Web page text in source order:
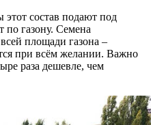
состав подают под
по газону. Семена
площади газона –
при всём желании. Важно
раза дешевле, чем